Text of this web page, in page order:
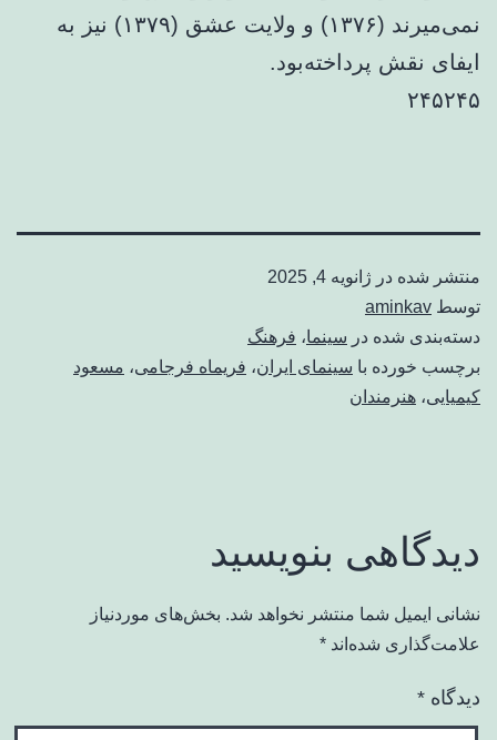
نمی‌میرند (۱۳۷۶) و ولایت عشق (۱۳۷۹) نیز به
ایفای نقش پرداخته‌بود.
۲۴۵۲۴۵
منتشر شده در ژانویه 4, 2025
توسط aminkav
دسته‌بندی شده در سینما، فرهنگ
برچسب خورده با سینمای ایران، فریماه فرجامی، مسعود
کیمیایی، هنرمندان
دیدگاهی بنویسید
نشانی ایمیل شما منتشر نخواهد شد. بخش‌های موردنیاز
علامت‌گذاری شده‌اند *
دیدگاه *